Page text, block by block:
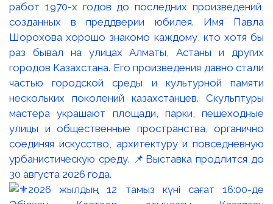
работ 1970-х годов до последних произведений,
созданных в преддверии юбилея. Имя Павла
Шорохова хорошо знакомо каждому, кто хотя бы
раз бывал на улицах Алматы, Астаны и других
городов Казахстана. Его произведения давно стали
частью городской среды и культурной памяти
нескольких поколений казахстанцев. Скульптуры
мастера украшают площади, парки, пешеходные
улицы и общественные пространства, органично
соединяя искусство, архитектуру и повседневную
урбанистическую среду. 📌Выставка продлится до
30 августа 2026 года.